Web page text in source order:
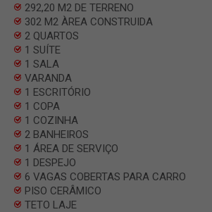
292,20 M2 DE TERRENO
302 M2 ÀREA CONSTRUIDA
2 QUARTOS
1 SUÍTE
1 SALA
VARANDA
1 ESCRITÓRIO
1 COPA
1 COZINHA
2 BANHEIROS
1 ÁREA DE SERVIÇO
1 DESPEJO
6 VAGAS COBERTAS PARA CARRO
PISO CERÂMICO
TETO LAJE